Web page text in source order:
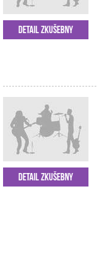
Detail zkušebny
Detail zkušebny